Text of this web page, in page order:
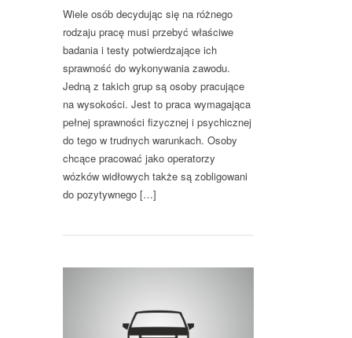
Wiele osób decydując się na różnego
rodzaju pracę musi przebyć właściwe
badania i testy potwierdzające ich
sprawność do wykonywania zawodu.
Jedną z takich grup są osoby pracujące
na wysokości. Jest to praca wymagająca
pełnej sprawności fizycznej i psychicznej
do tego w trudnych warunkach. Osoby
chcące pracować jako operatorzy
wózków widłowych także są zobligowani
do pozytywnego […]